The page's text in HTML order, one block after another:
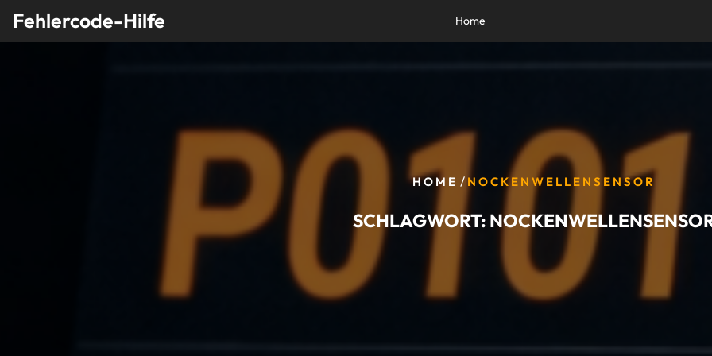
content
Fehlercode-Hilfe Home
HOME / NOCKENWELLENSENSOR
SCHLAGWORT: